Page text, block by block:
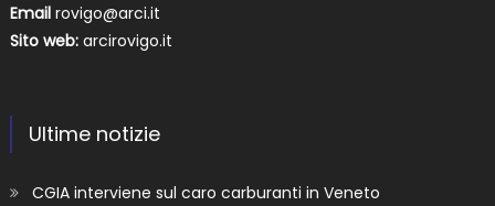
Email rovigo@arci.it
Sito web: arcirovigo.it
Ultime notizie
CGIA interviene sul caro carburanti in Veneto